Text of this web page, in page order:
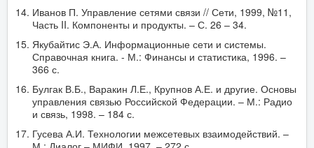
Иванов П. Управление сетями связи // Сети, 1999, №11,
Часть II. Компоненты и продукты. – С. 26 – 34.
Якубайтис Э.А. Информационные сети и системы.
Справочная книга. - М.: Финансы и статистика, 1996. –
366 с.
Булгак В.Б., Варакин Л.Е., Крупнов А.Е. и другие. Основы
управления связью Российской Федерации. – М.: Радио
и связь, 1998. – 184 с.
Гусева А.И. Технологии межсетевых взаимодействий. –